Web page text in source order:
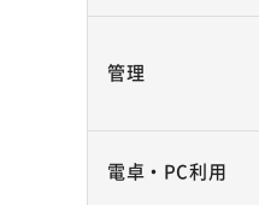
管理
電卓・PC利用